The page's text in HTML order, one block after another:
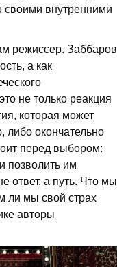
своими внутренними
режиссер. Заббаров
а как
не только реакция
которая может
либо окончательно
перед выбором:
позволить им
ответ, а путь. Что мы
ли мы свой страх
авторы